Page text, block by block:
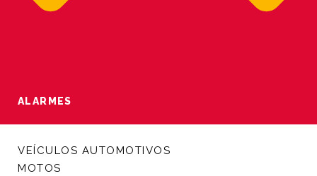
ALARMES
VEÍCULOS AUTOMOTIVOS
MOTOS